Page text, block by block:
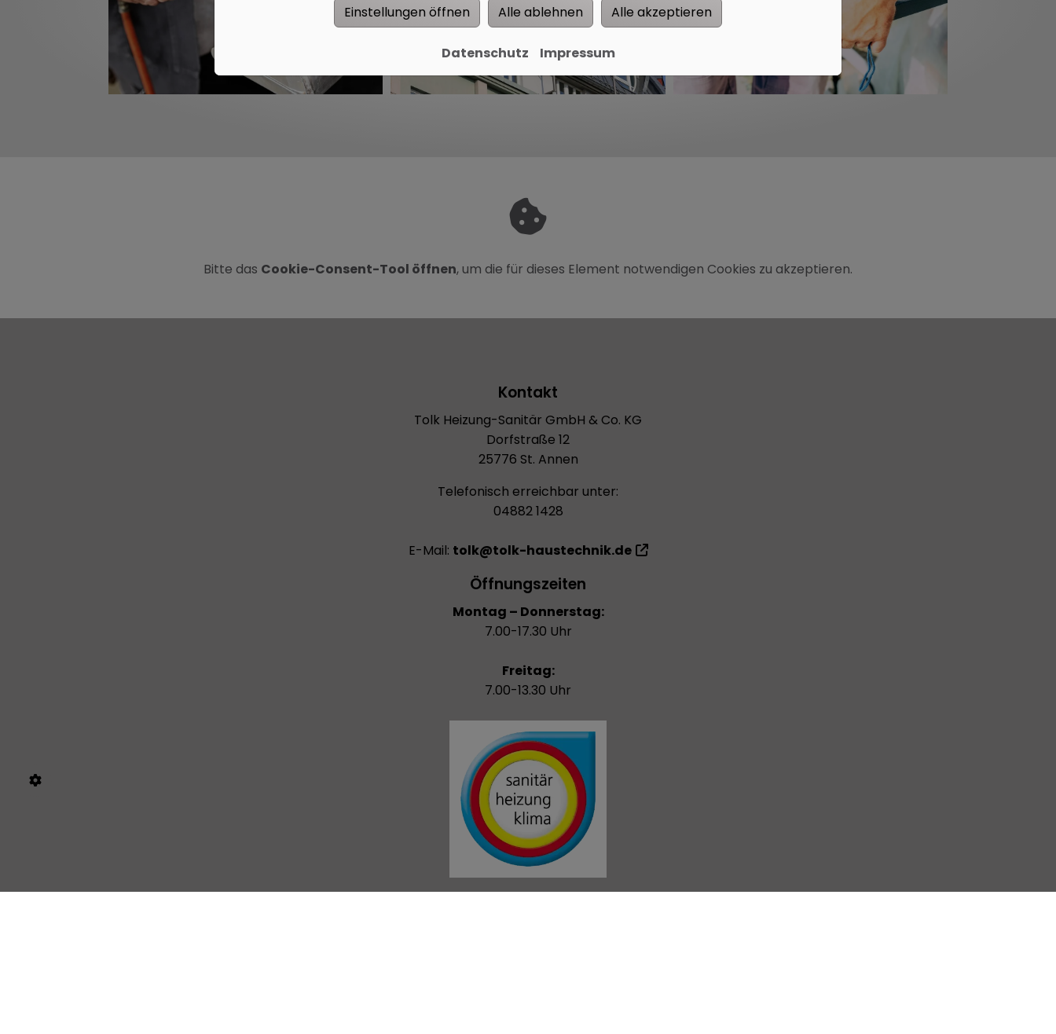
Bitte das Cookie-Consent-Tool öffnen, um die für dieses Element notwendigen Cookies zu akzeptieren.
Kontakt
Tolk Heizung-Sanitär GmbH & Co. KG
Dorfstraße 12
25776 St. Annen
Telefonisch erreichbar unter:
04882 1428
E-Mail: tolk@tolk-haustechnik.de
Öffnungszeiten
Montag – Donnerstag:
7.00-17.30 Uhr
Freitag:
7.00-13.30 Uhr
Einstellungen öffnen Alle ablehnen Alle akzeptieren
Datenschutz Impressum